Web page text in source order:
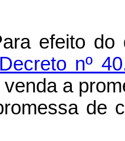
efeito
nº
a
de